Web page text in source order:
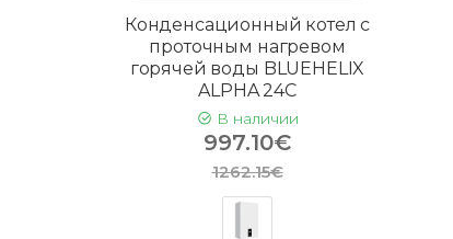
Конденсационный котел с
проточным нагревом
горячей воды BLUEHELIX
ALPHA 24C
В наличии
997.10€
1262.15€